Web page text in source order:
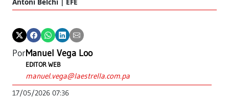
PorManuel Vega Loo
EDITOR WEB
manuel.vega@laestrella.com.pa
17/05/2026 07:36